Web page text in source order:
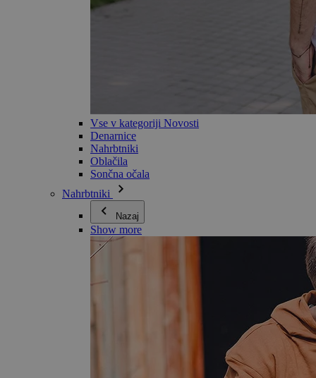
Vse v kategoriji Novosti
Denarnice
Nahrbtniki
Oblačila
Sončna očala
Nahrbtniki
Nazaj
Show more